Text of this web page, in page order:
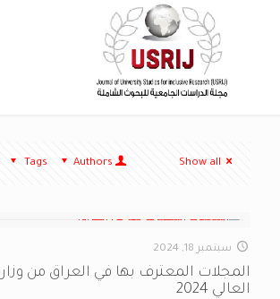
Tags Authors Show all
سبتمبر 18, 2024
المجلات المعترف بها في العراق من
العالي 2024